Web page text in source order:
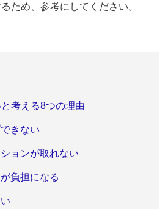
ため、参考にしてください。
考える8つの理由
きない
ョンが取れない
負担になる